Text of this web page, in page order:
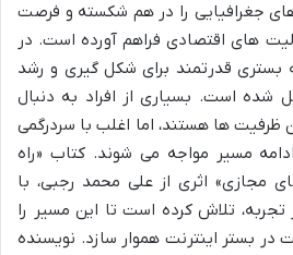
جغرافیایی را در هم شکسته و فرصت
های اقتصادی فراهم آورده است. در
بستری قدرتمند برای شکل گیری و رشد
شده است. بسیاری از افراد به دنبال
ظرفیت ها هستند، اما اغلب با سردرگمی
مسیر مواجه می شوند. کتاب «راه
مجازی» اثری از علی محمد رجبی، با
تجربه، تلاش کرده است تا این مسیر را
در بستر اینترنت هموار سازد. نویسنده